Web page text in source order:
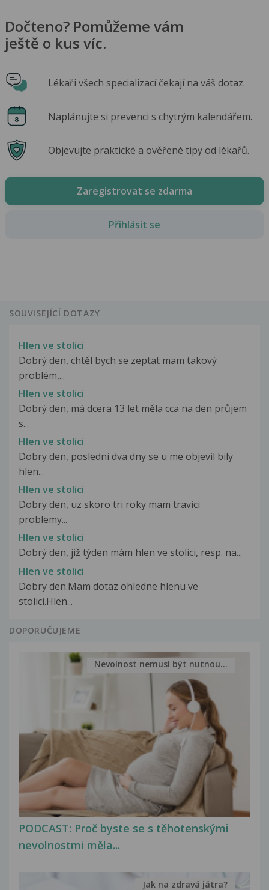
Dočteno? Pomůžeme vám
ještě o kus víc.
Lékaři všech specializací čekají na váš dotaz.
Naplánujte si prevenci s chytrým kalendářem.
Objevujte praktické a ověřené tipy od lékařů.
Zaregistrovat se zdarma
Přihlásit se
SOUVISEJÍCÍ DOTAZY
Hlen ve stolici
Dobrý den, chtěl bych se zeptat mam takový
problém,...
Hlen ve stolici
Dobrý den, má dcera 13 let měla cca na den průjem
s...
Hlen ve stolici
Dobry den, posledni dva dny se u me objevil bily
hlen...
Hlen ve stolici
Dobry den, uz skoro tri roky mam travici
problemy...
Hlen ve stolici
Dobrý den, již týden mám hlen ve stolici, resp. na...
Hlen ve stolici
Dobry den.Mam dotaz ohledne hlenu ve
stolici.Hlen...
DOPORUČUJEME
PODCAST: Proč byste se s těhotenskými
nevolnostmi měla...
Nevolnost nemusí být nutnou...
Jak na zdravá játra?